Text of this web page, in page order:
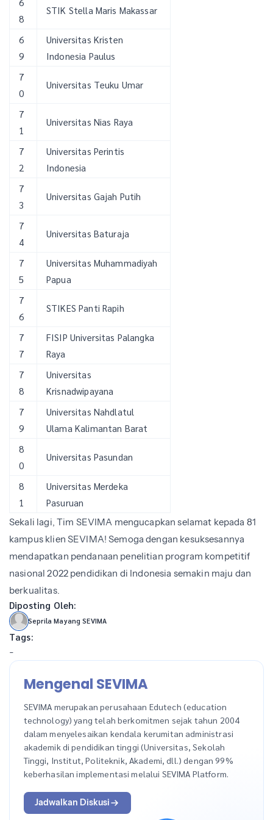
6
8
STIK Stella Maris Makassar
6
9
Universitas Kristen
Indonesia Paulus
7
0
Universitas Teuku Umar
7
1
Universitas Nias Raya
7
2
Universitas Perintis
Indonesia
7
3
Universitas Gajah Putih
7
4
Universitas Baturaja
7
5
Universitas Muhammadiyah
Papua
7
6
STIKES Panti Rapih
7
7
FISIP Universitas Palangka
Raya
7
8
Universitas
Krisnadwipayana
7
9
Universitas Nahdlatul
Ulama Kalimantan Barat
8
0
Universitas Pasundan
8
1
Universitas Merdeka
Pasuruan
Sekali lagi, Tim SEVIMA mengucapkan selamat kepada 81
kampus klien SEVIMA! Semoga dengan kesuksesannya
mendapatkan pendanaan penelitian program kompetitif
nasional 2022 pendidikan di Indonesia semakin maju dan
berkualitas.
Diposting Oleh:
Seprila Mayang SEVIMA
Tags:
-
Mengenal SEVIMA
SEVIMA merupakan perusahaan Edutech (education
technology) yang telah berkomitmen sejak tahun 2004
dalam menyelesaikan kendala kerumitan administrasi
akademik di pendidikan tinggi (Universitas, Sekolah
Tinggi, Institut, Politeknik, Akademi, dll.) dengan 99%
keberhasilan implementasi melalui SEVIMA Platform.
Jadwalkan Diskusi